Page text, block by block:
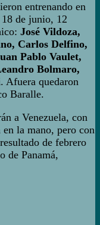
entrenando en
de junio, 12
José Vildoza,
Carlos Delfino,
Pablo Vaulet,
Bolmaro,
. Afuera quedaron
Baralle.
a Venezuela, con
la mano, pero con
de febrero
de Panamá,